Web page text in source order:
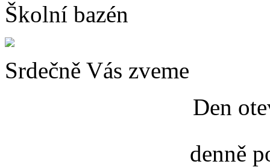
Školní bazén
Srdečně Vás zveme
Den
denně